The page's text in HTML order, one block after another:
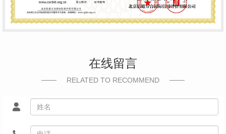
在线留言
RELATED TO RECOMMEND